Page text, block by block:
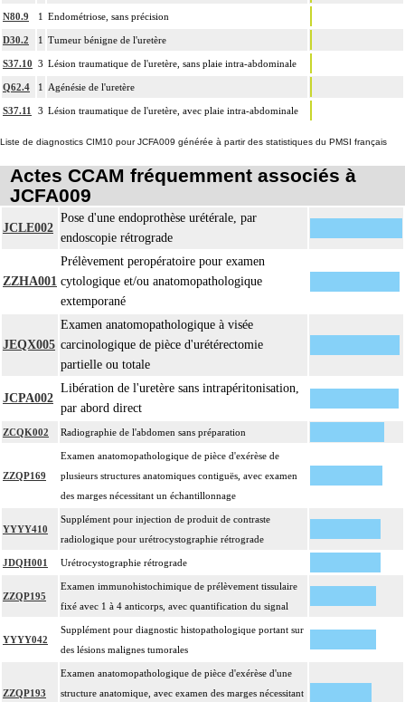
N80.9 1 Endométriose, sans précision
D30.2 1 Tumeur bénigne de l'uretère
S37.10 3 Lésion traumatique de l'uretère, sans plaie intra-abdominale
Q62.4 1 Agénésie de l'uretère
S37.11 3 Lésion traumatique de l'uretère, avec plaie intra-abdominale
Liste de diagnostics CIM10 pour JCFA009 générée à partir des statistiques du PMSI français
Actes CCAM fréquemment associés à
JCFA009
JCLE002
Pose d'une endoprothèse urétérale, par
endoscopie rétrograde
ZZHA001
Prélèvement peropératoire pour examen
cytologique et/ou anatomopathologique
extemporané
JEQX005
Examen anatomopathologique à visée
carcinologique de pièce d'urétérectomie
partielle ou totale
JCPA002
Libération de l'uretère sans intrapéritonisation,
par abord direct
ZCQK002 Radiographie de l'abdomen sans préparation
ZZQP169
Examen anatomopathologique de pièce d'exérèse de
plusieurs structures anatomiques contiguës, avec examen
des marges nécessitant un échantillonnage
YYYY410
Supplément pour injection de produit de contraste
radiologique pour urétrocystographie rétrograde
JDQH001 Urétrocystographie rétrograde
ZZQP195
Examen immunohistochimique de prélèvement tissulaire
fixé avec 1 à 4 anticorps, avec quantification du signal
YYYY042
Supplément pour diagnostic histopathologique portant sur
des lésions malignes tumorales
ZZQP193
Examen anatomopathologique de pièce d'exérèse d'une
structure anatomique, avec examen des marges nécessitant